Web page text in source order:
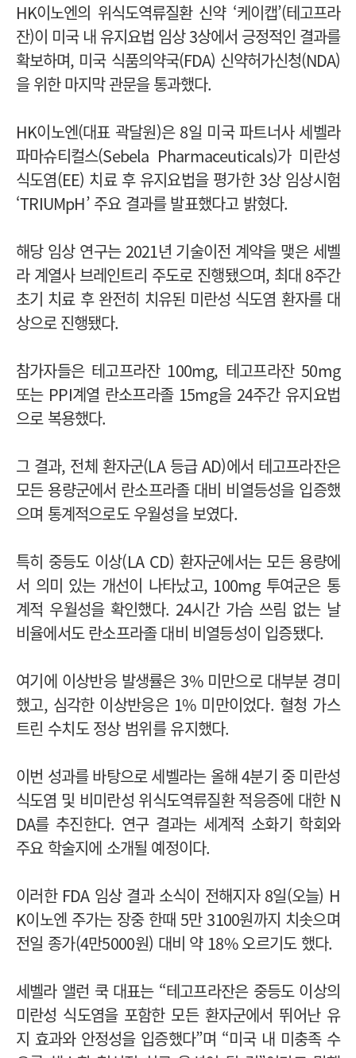
HK이노엔의 위식도역류질환 신약 ‘케이캡’(테고프라
잔)이 미국 내 유지요법 임상 3상에서 긍정적인 결과를
확보하며, 미국 식품의약국(FDA) 신약허가신청(NDA)
을 위한 마지막 관문을 통과했다.
HK이노엔(대표 곽달원)은 8일 미국 파트너사 세벨라
파마슈티컬스(Sebela Pharmaceuticals)가 미란성
식도염(EE) 치료 후 유지요법을 평가한 3상 임상시험
‘TRIUMpH’ 주요 결과를 발표했다고 밝혔다.
해당 임상 연구는 2021년 기술이전 계약을 맺은 세벨
라 계열사 브레인트리 주도로 진행됐으며, 최대 8주간
초기 치료 후 완전히 치유된 미란성 식도염 환자를 대
상으로 진행됐다.
참가자들은 테고프라잔 100mg, 테고프라잔 50mg
또는 PPI계열 란소프라졸 15mg을 24주간 유지요법
으로 복용했다.
그 결과, 전체 환자군(LA 등급 AD)에서 테고프라잔은
모든 용량군에서 란소프라졸 대비 비열등성을 입증했
으며 통계적으로도 우월성을 보였다.
특히 중등도 이상(LA CD) 환자군에서는 모든 용량에
서 의미 있는 개선이 나타났고, 100mg 투여군은 통
계적 우월성을 확인했다. 24시간 가슴 쓰림 없는 날
비율에서도 란소프라졸 대비 비열등성이 입증됐다.
여기에 이상반응 발생률은 3% 미만으로 대부분 경미
했고, 심각한 이상반응은 1% 미만이었다. 혈청 가스
트린 수치도 정상 범위를 유지했다.
이번 성과를 바탕으로 세벨라는 올해 4분기 중 미란성
식도염 및 비미란성 위식도역류질환 적응증에 대한 N
DA를 추진한다. 연구 결과는 세계적 소화기 학회와
주요 학술지에 소개될 예정이다.
이러한 FDA 임상 결과 소식이 전해지자 8일(오늘) H
K이노엔 주가는 장중 한때 5만 3100원까지 치솟으며
전일 종가(4만5000원) 대비 약 18% 오르기도 했다.
세벨라 앨런 쿡 대표는 “테고프라잔은 중등도 이상의
미란성 식도염을 포함한 모든 환자군에서 뛰어난 유
지 효과와 안정성을 입증했다”며 “미국 내 미충족 수